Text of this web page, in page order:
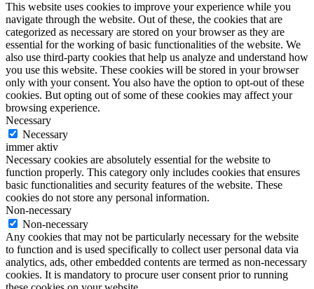
This website uses cookies to improve your experience while you
navigate through the website. Out of these, the cookies that are
categorized as necessary are stored on your browser as they are
essential for the working of basic functionalities of the website. We
also use third-party cookies that help us analyze and understand how
you use this website. These cookies will be stored in your browser
only with your consent. You also have the option to opt-out of these
cookies. But opting out of some of these cookies may affect your
browsing experience.
Necessary
Necessary
immer aktiv
Necessary cookies are absolutely essential for the website to
function properly. This category only includes cookies that ensures
basic functionalities and security features of the website. These
cookies do not store any personal information.
Non-necessary
Non-necessary
Any cookies that may not be particularly necessary for the website
to function and is used specifically to collect user personal data via
analytics, ads, other embedded contents are termed as non-necessary
cookies. It is mandatory to procure user consent prior to running